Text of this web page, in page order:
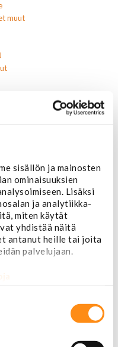
sisällön ja mainosten
ominaisuuksien
Lisäksi
ja analytiikka-
miten käytät
yhdistää näitä
antanut heille tai joita
palvelujaan.
muut